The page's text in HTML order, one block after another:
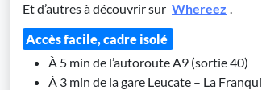
Et d’autres à découvrir sur Whereez .
Accès facile, cadre isolé
À 5 min de l’autoroute A9 (sortie 40)
À 3 min de la gare Leucate – La Franqui